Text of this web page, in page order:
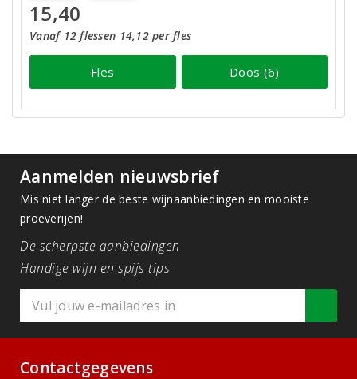
15,40
Vanaf 12 flessen 14,12 per fles
Fles Doos (6)
Aanmelden nieuwsbrief
Mis niet langer de beste wijnaanbiedingen en mooiste
proeverijen!
De scherpste aanbiedingen
Handige wijn en spijs tips
Contactgegevens